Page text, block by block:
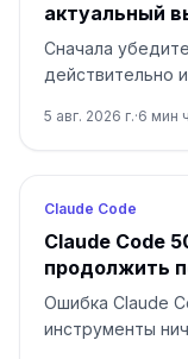
актуальный
Сначала
действительно
неоднозначной
5 авг. 2026 г.·6 мин
Claude Code
Claude Code
продолжить
Ошибка Claude
инструменты